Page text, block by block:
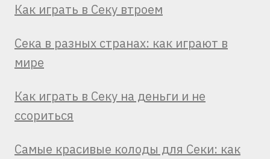
Как играть в Секу втроем
Сека в разных странах: как играют в
мире
Как играть в Секу на деньги и не
ссориться
Самые красивые колоды для Секи: как